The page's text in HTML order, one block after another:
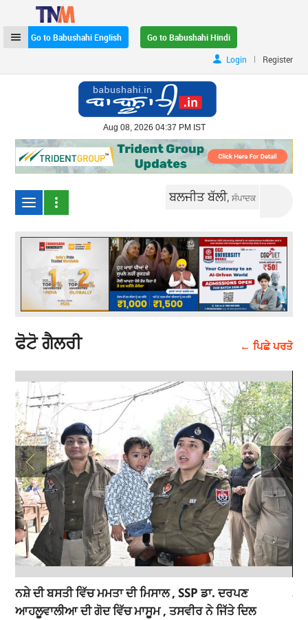
Go to Babushahi English
Go to Babushahi Hindi
Login
| Register
Aug 08, 2026 04:37 PM IST
ਬਲਜੀਤ ਬੱਲੀ,ਸੰਪਾਦਕ
ਫੋਟੋ ਗੈਲਰੀ ← ਪਿਛੇ ਪਰਤੋ
ਨਸ਼ੇ ਦੀ ਬਸਤੀ ਵਿੱਚ ਮਮਤਾ ਦੀ ਮਿਸਾਲ , SSP ਡਾ. ਦਰਪਣ
ਆਹਲੂਵਾਲੀਆ ਦੀ ਗੋਦ ਵਿੱਚ ਮਾਸੂਮ , ਤਸਵੀਰ ਨੇ ਜਿੱਤੇ ਦਿਲ